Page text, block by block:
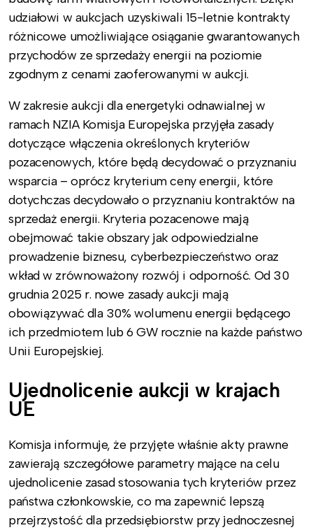
udziałowi w aukcjach uzyskiwali 15-letnie kontrakty
różnicowe umożliwiające osiąganie gwarantowanych
przychodów ze sprzedaży energii na poziomie
zgodnym z cenami zaoferowanymi w aukcji.
W zakresie aukcji dla energetyki odnawialnej w
ramach NZIA Komisja Europejska przyjęła zasady
dotyczące włączenia określonych kryteriów
pozacenowych, które będą decydować o przyznaniu
wsparcia – oprócz kryterium ceny energii, które
dotychczas decydowało o przyznaniu kontraktów na
sprzedaż energii. Kryteria pozacenowe mają
obejmować takie obszary jak odpowiedzialne
prowadzenie biznesu, cyberbezpieczeństwo oraz
wkład w zrównoważony rozwój i odporność. Od 30
grudnia 2025 r. nowe zasady aukcji mają
obowiązywać dla 30% wolumenu energii będącego
ich przedmiotem lub 6 GW rocznie na każde państwo
Unii Europejskiej.
Ujednolicenie aukcji w krajach
UE
Komisja informuje, że przyjęte właśnie akty prawne
zawierają szczegółowe parametry mające na celu
ujednolicenie zasad stosowania tych kryteriów przez
państwa członkowskie, co ma zapewnić lepszą
przejrzystość dla przedsiębiorstw przy jednoczesnej